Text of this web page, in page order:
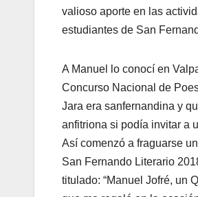
valioso aporte en las
estudiantes de San
A Manuel lo conocí en
Concurso Nacional de
Jara era sanfernandina y
anfitriona si podía invitar a
Así comenzó a fraguarse
San Fernando Literario
titulado: “Manuel Jofré, un